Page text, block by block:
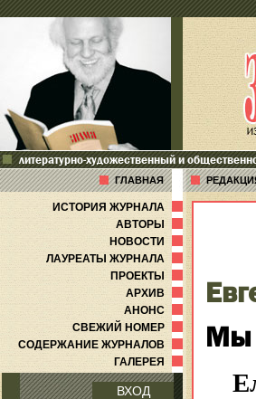
литературно-художественный и
ГЛАВНАЯ
ИСТОРИЯ ЖУРНАЛА
АВТОРЫ
НОВОСТИ
ЛАУРЕАТЫ ЖУРНАЛА
ПРОЕКТЫ
АРХИВ
АНОНС
СВЕЖИЙ НОМЕР
СОДЕРЖАНИЕ ЖУРНАЛОВ
ГАЛЕРЕЯ
ВХОД
Мы